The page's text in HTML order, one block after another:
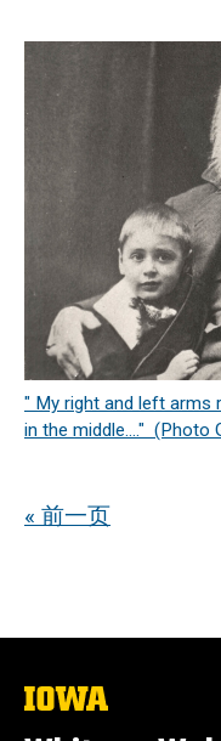
" My right and left arms
in the middle...." (Photo
« 前一页
The